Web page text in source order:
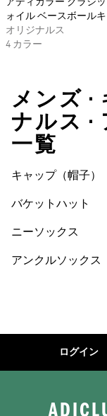
アディカラー クラシ
ォイル ベースボール
オリジナルス
4 カラー
メンズ •
ナルス •
一覧
キャップ（帽子）
バケットハット
ニーソックス
アンクルソックス
ログイン